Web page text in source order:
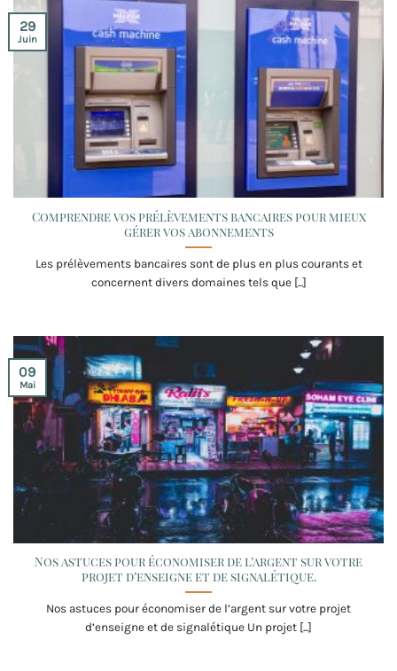
Comprendre vos prélèvements bancaires pour mieux
gérer vos abonnements
Les prélèvements bancaires sont de plus en plus courants et
concernent divers domaines tels que [...]
29
Juin
Nos astuces pour économiser de l’argent sur votre
projet d’enseigne et de signalétique.
Nos astuces pour économiser de l’argent sur votre projet
d’enseigne et de signalétique Un projet [...]
09
Mai